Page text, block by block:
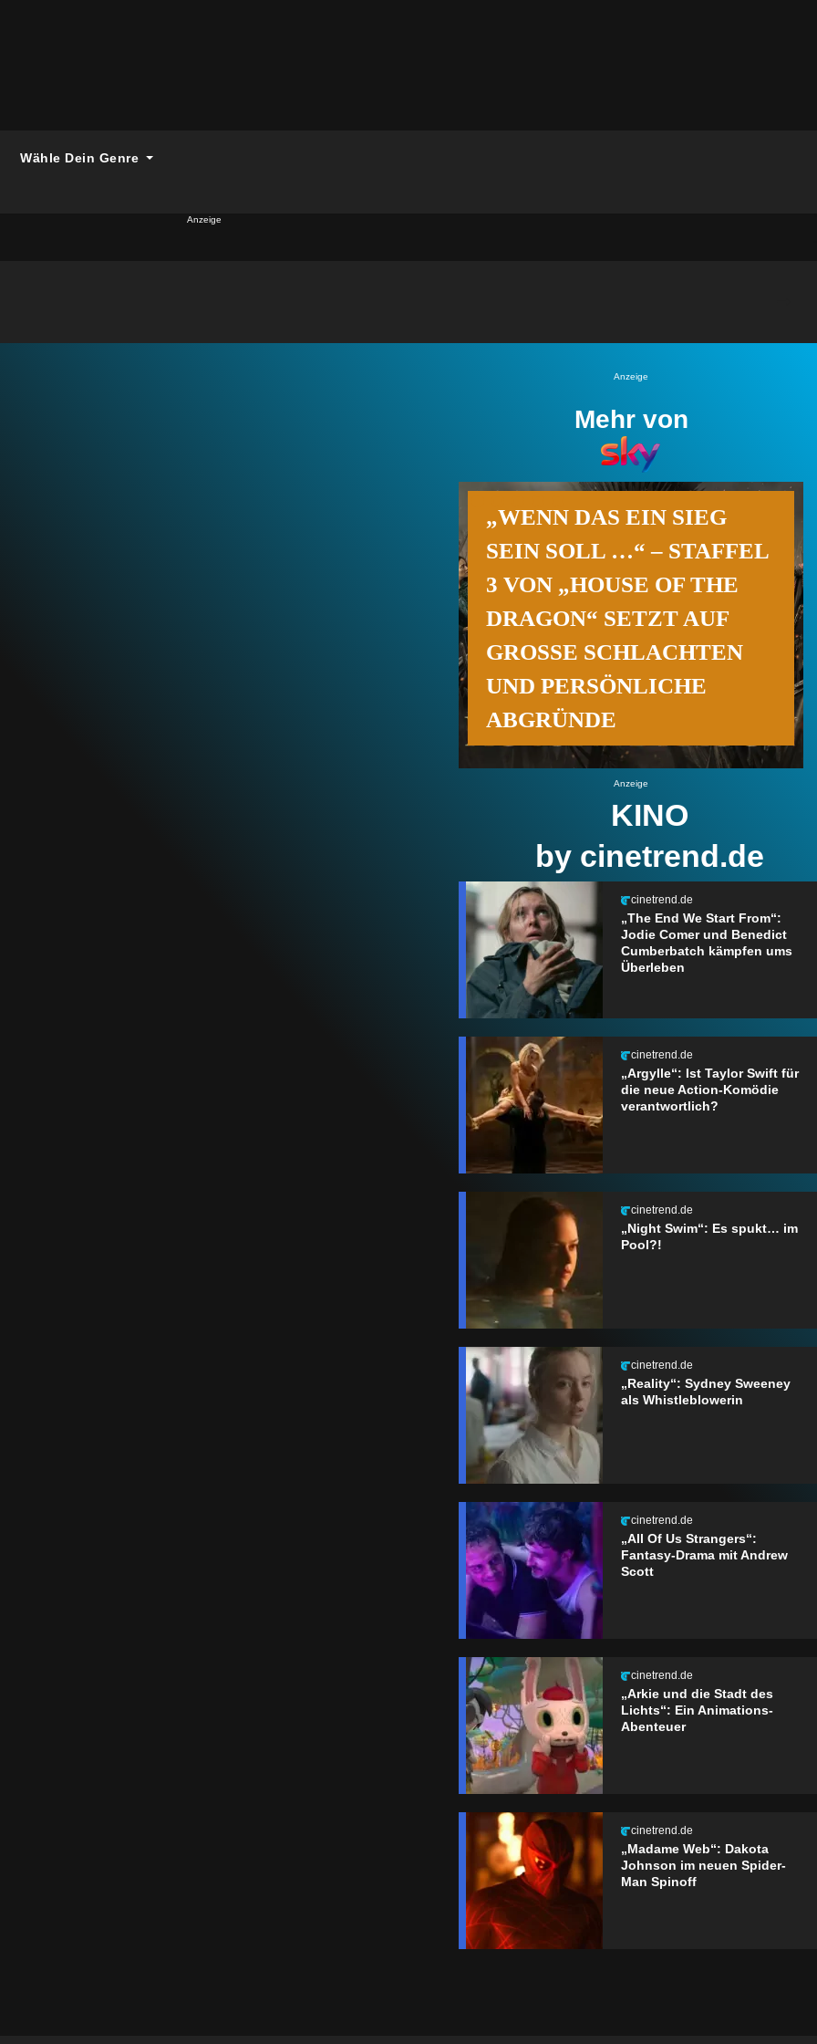
Wähle Dein Genre
Anzeige
Anzeige
Mehr von
„WENN DAS EIN SIEG
SEIN SOLL …“ – STAFFEL
3 VON „HOUSE OF THE
DRAGON“ SETZT AUF
GROSSE SCHLACHTEN U
ND PERSÖNLICHE A
BGRÜNDE
Anzeige
KINO
by cinetrend.de
cinetrend.de
„The End We Start From“:
Jodie Comer und Benedict
Cumberbatch kämpfen ums
Überleben
cinetrend.de
„Argylle“: Ist Taylor Swift für
die neue Action-Komödie
verantwortlich?
cinetrend.de
„Night Swim“: Es spukt… im
Pool?!
cinetrend.de
„Reality“: Sydney Sweeney
als Whistleblowerin
cinetrend.de
„All Of Us Strangers“:
Fantasy-Drama mit Andrew
Scott
cinetrend.de
„Arkie und die Stadt des
Lichts“: Ein Animations-
Abenteuer
cinetrend.de
„Madame Web“: Dakota
Johnson im neuen Spider-
Man Spinoff